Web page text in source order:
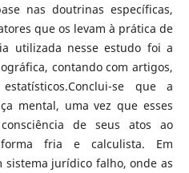
nas doutrinas específicas,
que os levam à prática de
utilizada nesse estudo foi a
contando com artigos,
se que a
mental, uma vez que esses
de seus atos ao
fria e calculista. Em
jurídico falho, onde as